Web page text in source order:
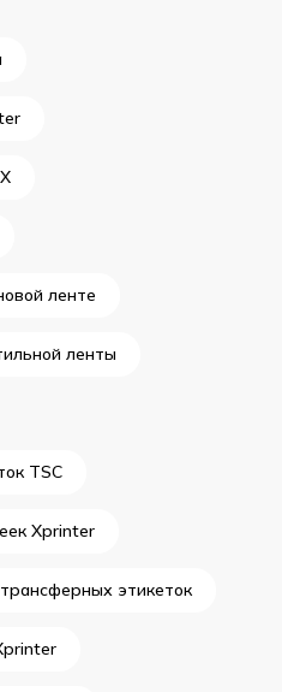
ленте
ленты
TSC
Xprinter
этикеток